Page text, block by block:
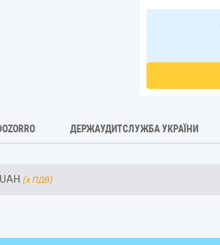
ДЕРЖАУДИТСЛУЖБА УКРАЇНИ
UAH (з ПДВ)